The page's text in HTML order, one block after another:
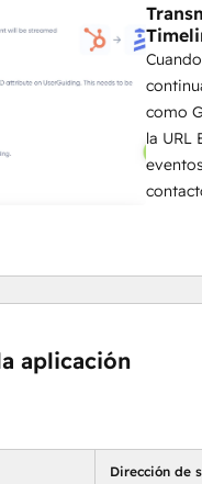
como
la URL
aplicación
Dirección de